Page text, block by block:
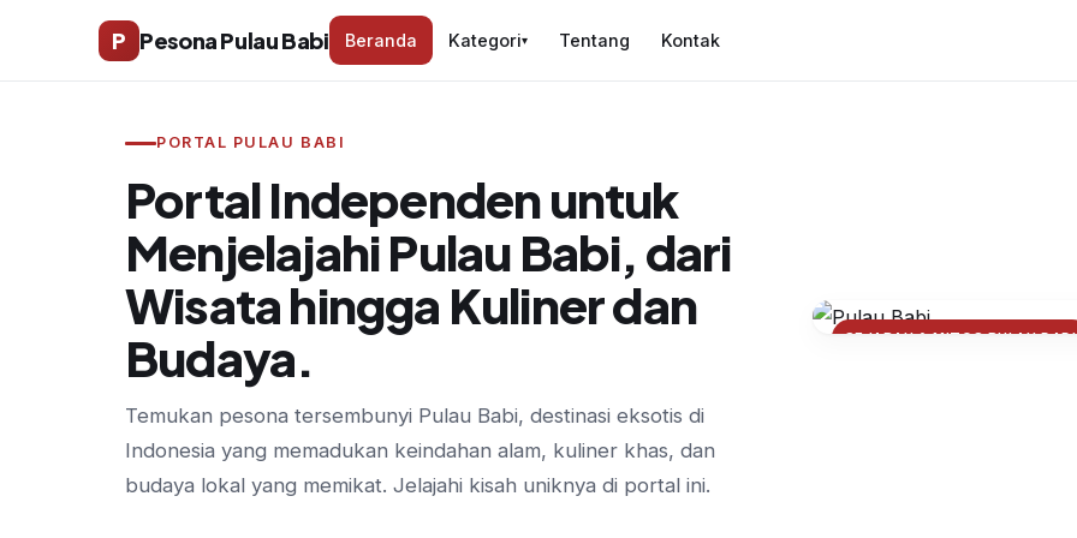
P Pesona Pulau Babi Beranda Kategori▾ Tentang Kontak
PORTAL PULAU BABI
Portal Independen untuk
Menjelajahi Pulau Babi, dari
Wisata hingga Kuliner dan
Budaya.
Temukan pesona tersembunyi Pulau Babi, destinasi eksotis di
Indonesia yang memadukan keindahan alam, kuliner khas, dan
budaya lokal yang memikat. Jelajahi kisah uniknya di portal ini.
SEJARAH & MITOS PULAU BABI